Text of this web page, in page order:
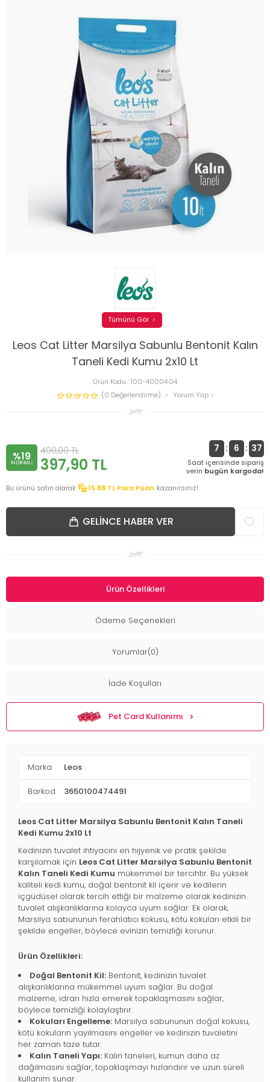
Leos Cat Litter Marsilya Sabunlu Bentonit Kalın
Taneli Kedi Kumu 2x10 Lt
Ürün Kodu :100-40004.04
(0 Değerlendirme)
Yorum Yap
Tümünü Gör
%19
INDIRIMLI
490,00TL
397,90 TL
7 : 6 : 36
Saat içerisinde sipariş
verin bugün kargoda!
Bu ürünü satın alarak
15.88 TL Para Puan kazanırsınız!
GELINCE HABER VER
Ürün Özellikleri
Ödeme Seçenekleri
Yorumlar(0)
İade Koşulları
Pet Card Kullanımı
Marka Leos
Barkod 3650100474491
Leos Cat Litter Marsilya Sabunlu Bentonit Kalın Taneli
Kedi Kumu 2x10 Lt
Kedinizin tuvalet ihtiyacını en hijyenik ve pratik şekilde
karşılamak için Leos Cat Litter Marsilya Sabunlu Bentonit
Kalın Taneli Kedi Kumu mükemmel bir tercihtir. Bu yüksek
kaliteli kedi kumu, doğal bentonit kil içerir ve kedilerin
içgüdüsel olarak tercih ettiği bir malzeme olarak kedinizin
tuvalet alışkanlıklarına kolayca uyum sağlar. Ek olarak,
Marsilya sabununun ferahlatıcı kokusu, kötü kokuları etkili bir
şekilde engeller, böylece evinizin temizliği korunur.
Ürün Özellikleri:
Doğal Bentonit Kil: Bentonit, kedinizin tuvalet
alışkanlıklarına mükemmel uyum sağlar. Bu doğal
malzeme, idrarı hızla emerek topaklaşmasını sağlar,
böylece temizliği kolaylaştırır.
Kokuları Engelleme: Marsilya sabununun doğal kokusu,
kötü kokuların yayılmasını engeller ve kedinizin tuvaletini
her zaman taze tutar.
Kalın Taneli Yapı: Kalın taneleri, kumun daha az
dağılmasını sağlar, topaklaşmayı hızlandırır ve uzun süreli
kullanım sunar.